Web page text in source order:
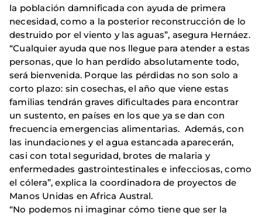
la población damnificada con ayuda de primera
necesidad, como a la posterior reconstrucción de lo
destruido por el viento y las aguas”, asegura Hernáez.
“Cualquier ayuda que nos llegue para atender a estas
personas, que lo han perdido absolutamente todo,
será bienvenida. Porque las pérdidas no son solo a
corto plazo: sin cosechas, el año que viene estas
familias tendrán graves dificultades para encontrar
un sustento, en países en los que ya se dan con
frecuencia emergencias alimentarias. Además, con
las inundaciones y el agua estancada aparecerán,
casi con total seguridad, brotes de malaria y
enfermedades gastrointestinales e infecciosas, como
el cólera”, explica la coordinadora de proyectos de
Manos Unidas en Africa Austral.
“No podemos ni imaginar cómo tiene que ser la